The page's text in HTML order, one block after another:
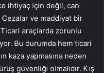
ihtiyaç için değil, can
ve maddiyat bir
araçlarda zorunlu
Bu durumda hem ticari
kaza yapmasına neden
güvenliği olmalıdır. Kış